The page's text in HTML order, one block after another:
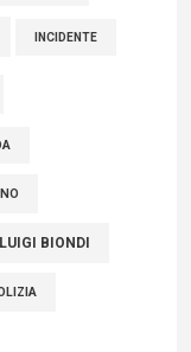
INCIDENTE
BIONDI